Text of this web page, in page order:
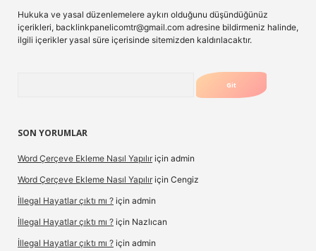
Hukuka ve yasal düzenlemelere aykırı olduğunu düşündüğünüz
içerikleri, backlinkpanelicomtr@gmail.com adresine bildirmeniz halinde,
ilgili içerikler yasal süre içerisinde sitemizden kaldırılacaktır.
SON YORUMLAR
Word Çerçeve Ekleme Nasıl Yapılır için admin
Word Çerçeve Ekleme Nasıl Yapılır için Cengiz
İllegal Hayatlar çıktı mı ? için admin
İllegal Hayatlar çıktı mı ? için Nazlıcan
İllegal Hayatlar çıktı mı ? için admin